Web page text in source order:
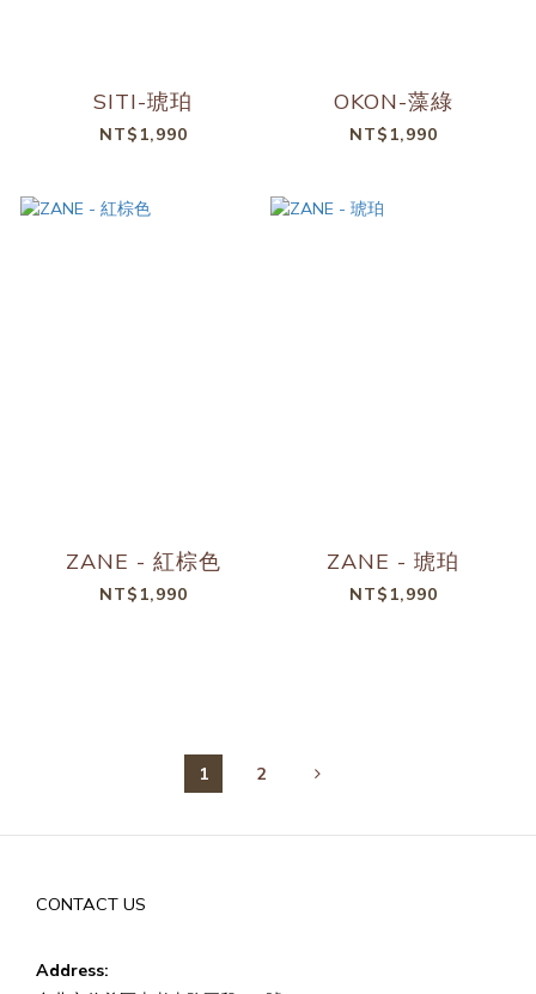
SITI-琥珀
NT$1,990
OKON-藻綠
NT$1,990
ZANE - 紅棕色
NT$1,990
ZANE - 琥珀
NT$1,990
1 2
CONTACT US
Address: